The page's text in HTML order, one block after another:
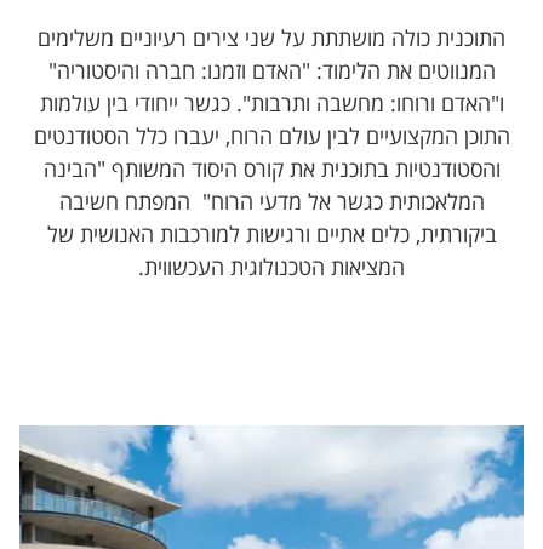
התוכנית כולה מושתתת על שני צירים רעיוניים משלימים
המנווטים את הלימוד: "האדם וזמנו: חברה והיסטוריה"
ו"האדם ורוחו: מחשבה ותרבות". כגשר ייחודי בין עולמות
התוכן המקצועיים לבין עולם הרוח, יעברו כלל הסטודנטים
והסטודנטיות בתוכנית את קורס היסוד המשותף "הבינה
המלאכותית כגשר אל מדעי הרוח" המפתח חשיבה
ביקורתית, כלים אתיים ורגישות למורכבות האנושית של
המציאות הטכנולוגית העכשווית.